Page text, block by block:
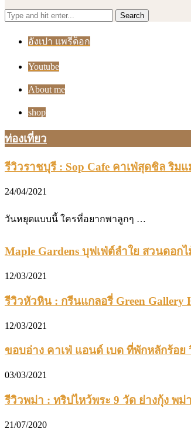
Search
อั่งเปา แพรี่ด็อก
Youtube
About me
shop
ท่องเที่ยว
รีวิวราชบุรี : Sop Cafe คาเฟ่สุดชิล ริม
24/04/2021
วันหยุดแบบนี้ ใครที่อยากพาลูกๆ …
Maple Gardens บุฟเฟ่ต์ลำใย สวนดอก
12/03/2021
รีวิวหัวหิน : กรีนแกลอรี่ Green
12/03/2021
ขอบอ่าง คาเฟ่ แอนด์ เบด ที่พักหลักร้อ
03/03/2021
รีวิวพม่า : ทริปไหว้พระ 9 วัด ย่างกุ้ง พ
21/07/2020